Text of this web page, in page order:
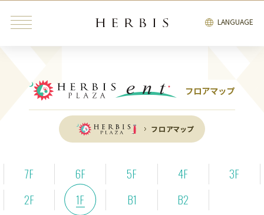
LANGUAGE
みんなが検索中の“トレンドキーワード”
インテリア 雑貨 カフェ レストラン ブライダル
ファッション・
インテリア
ビューティ＆
リラクゼーション
フロアマップ
フロアマップ
7F 6F 5F 4F
3F
2F
1F B1 B2